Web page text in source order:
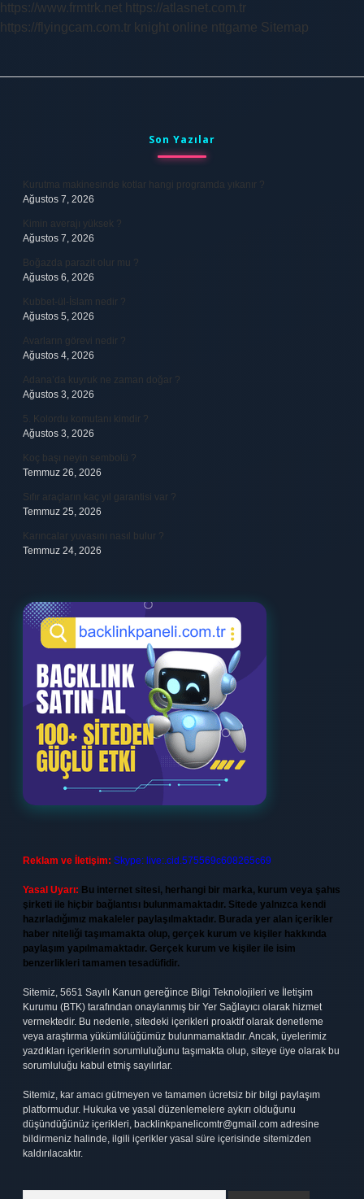
https://www.frmtrk.net https://atlasnet.com.tr
https://flyingcam.com.tr knight online nttgame Sitemap
Son Yazılar
Kurutma makinesinde kotlar hangi programda yıkanır ?
Ağustos 7, 2026
Kimin averajı yüksek ?
Ağustos 7, 2026
Boğazda parazit olur mu ?
Ağustos 6, 2026
Kubbet-ül-İslam nedir ?
Ağustos 5, 2026
Avarların görevi nedir ?
Ağustos 4, 2026
Adana’da kuyruk ne zaman doğar ?
Ağustos 3, 2026
5. Kolordu komutanı kimdir ?
Ağustos 3, 2026
Koç başı neyin sembolü ?
Temmuz 26, 2026
Sıfır araçların kaç yıl garantisi var ?
Temmuz 25, 2026
Karıncalar yuvasını nasıl bulur ?
Temmuz 24, 2026
Reklam ve İletişim: Skype: live:.cid.575569c608265c69
Yasal Uyarı: Bu internet sitesi, herhangi bir marka, kurum veya şahıs
şirketi ile hiçbir bağlantısı bulunmamaktadır. Sitede yalnızca kendi
hazırladığımız makaleler paylaşılmaktadır. Burada yer alan içerikler
haber niteliği taşımamakta olup, gerçek kurum ve kişiler hakkında
paylaşım yapılmamaktadır. Gerçek kurum ve kişiler ile isim
benzerlikleri tamamen tesadüfidir.
Sitemiz, 5651 Sayılı Kanun gereğince Bilgi Teknolojileri ve İletişim
Kurumu (BTK) tarafından onaylanmış bir Yer Sağlayıcı olarak hizmet
vermektedir. Bu nedenle, sitedeki içerikleri proaktif olarak denetleme
veya araştırma yükümlülüğümüz bulunmamaktadır. Ancak, üyelerimiz
yazdıkları içeriklerin sorumluluğunu taşımakta olup, siteye üye olarak bu
sorumluluğu kabul etmiş sayılırlar.
Sitemiz, kar amacı gütmeyen ve tamamen ücretsiz bir bilgi paylaşım
platformudur. Hukuka ve yasal düzenlemelere aykırı olduğunu
düşündüğünüz içerikleri, backlinkpanelicomtr@gmail.com adresine
bildirmeniz halinde, ilgili içerikler yasal süre içerisinde sitemizden
kaldırılacaktır.